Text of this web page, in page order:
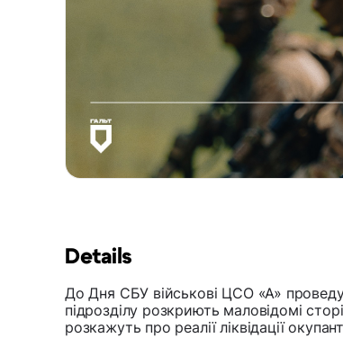
Details
До Дня СБУ військові ЦСО «А»
підрозділу розкриють маловідомі
розкажуть про реалії ліквідації